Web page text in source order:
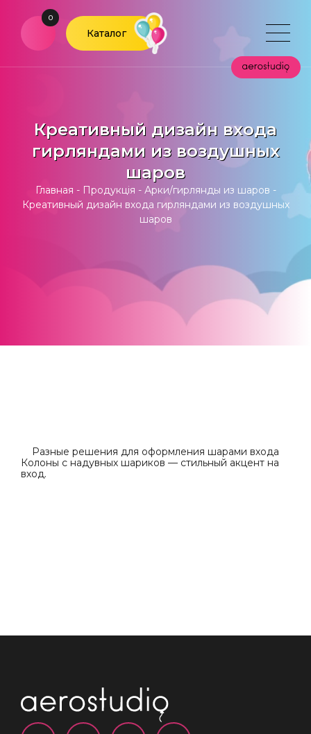
0
Каталог
Креативный дизайн входа
гирляндами из воздушных
шаров
Главная - Продукція - Арки/гирлянды из шаров -
Креативный дизайн входа гирляндами из воздушных
шаров
Разные решения для оформления шарами входа
Колоны с надувных шариков — стильный акцент на
вход.